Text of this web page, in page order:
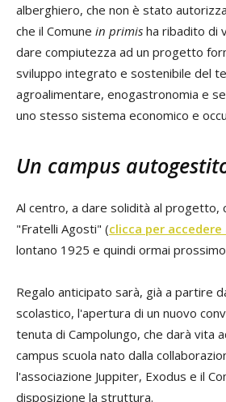
alberghiero, che non è stato
che il Comune in primis ha ribadito di
dare compiutezza ad un progetto
sviluppo integrato e sostenibile del
agroalimentare, enogastronomia e
uno stesso sistema economico e
Un campus
Al centro, a dare solidità al progetto,
"Fratelli Agosti" (clicca per
lontano 1925 e quindi ormai
Regalo anticipato sarà, già a partire
scolastico, l'apertura di un nuovo
tenuta di Campolungo, che darà vita
campus scuola nato dalla
l'associazione Juppiter, Exodus e il
disposizione la struttura.